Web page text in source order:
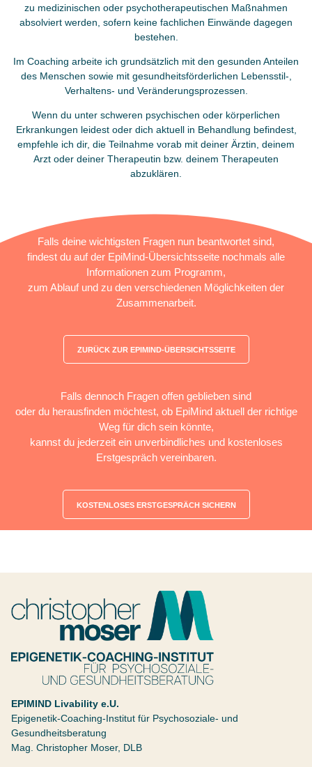
zu medizinischen oder psychotherapeutischen Maßnahmen
absolviert werden, sofern keine fachlichen Einwände dagegen
bestehen.
Im Coaching arbeite ich grundsätzlich mit den gesunden Anteilen
des Menschen sowie mit gesundheitsförderlichen Lebensstil-,
Verhaltens- und Veränderungsprozessen.
Wenn du unter schweren psychischen oder körperlichen
Erkrankungen leidest oder dich aktuell in Behandlung befindest,
empfehle ich dir, die Teilnahme vorab mit deiner Ärztin, deinem
Arzt oder deiner Therapeutin bzw. deinem Therapeuten
abzuklären.
Falls deine wichtigsten Fragen nun beantwortet sind,
findest du auf der EpiMind-Übersichtsseite nochmals alle
Informationen zum Programm,
zum Ablauf und zu den verschiedenen Möglichkeiten der
Zusammenarbeit.
ZURÜCK ZUR EPIMIND-ÜBERSICHTSSEITE
Falls dennoch Fragen offen geblieben sind
oder du herausfinden möchtest, ob EpiMind aktuell der richtige
Weg für dich sein könnte,
kannst du jederzeit ein unverbindliches und kostenloses
Erstgespräch vereinbaren.
KOSTENLOSES ERSTGESPRÄCH SICHERN
Christopher Moser
Epigenetik Coaching Institut
EPIMIND Livability e.U.
Epigenetik-Coaching-Institut für Psychosoziale- und
Gesundheitsberatung
Mag. Christopher Moser, DLB